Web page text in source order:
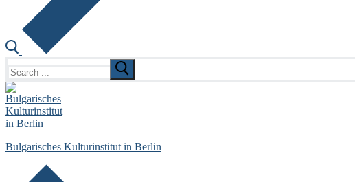
for:
Bulgarisches Kulturinstitut in Berlin